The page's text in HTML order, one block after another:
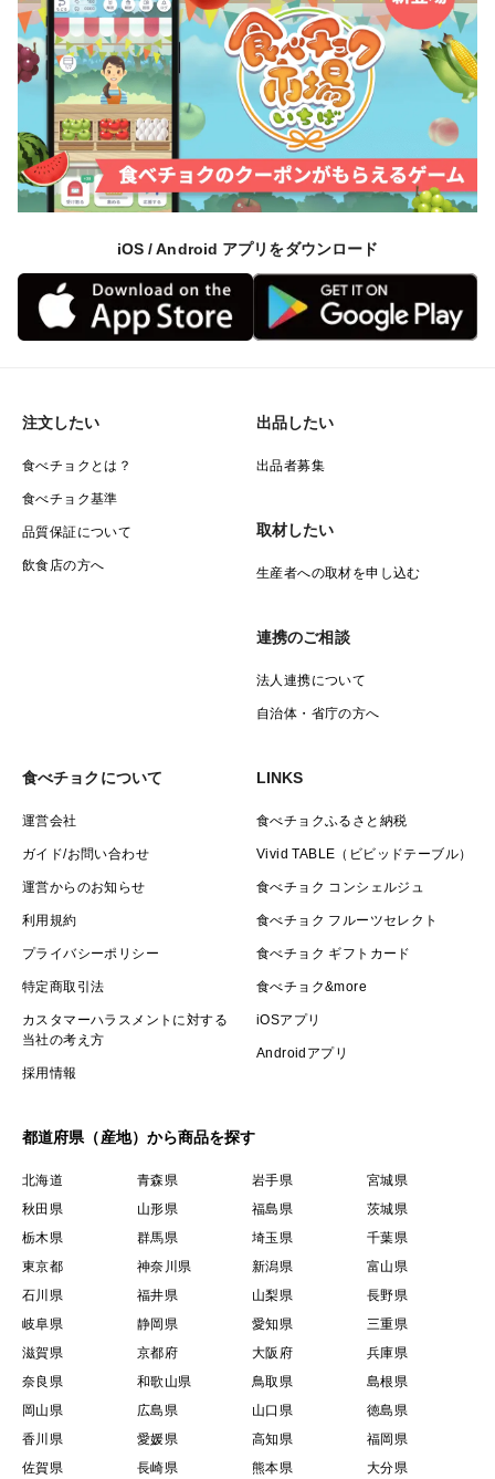
iOS / Android アプリをダウンロード
注文したい
食べチョクとは？
食べチョク基準
品質保証について
飲食店の方へ
出品したい
出品者募集
取材したい
生産者への取材を申し込む
連携のご相談
法人連携について
自治体・省庁の方へ
食べチョクについて
運営会社
ガイド/お問い合わせ
運営からのお知らせ
利用規約
プライバシーポリシー
特定商取引法
カスタマーハラスメントに対する
当社の考え方
採用情報
LINKS
食べチョクふるさと納税
Vivid TABLE（ビビッドテーブル）
食べチョク コンシェルジュ
食べチョク フルーツセレクト
食べチョク ギフトカード
食べチョク&more
iOSアプリ
Androidアプリ
都道府県（産地）から商品を探す
北海道 青森県 岩手県
宮城県
秋田県
山形県 福島県
茨城県
栃木県
群馬県 埼玉県
千葉県
東京都
神奈川県 新潟県
富山県
石川県
福井県 山梨県
長野県
岐阜県
静岡県 愛知県
三重県
滋賀県
京都府 大阪府
兵庫県
奈良県
和歌山県 鳥取県
島根県
岡山県
広島県 山口県
徳島県
香川県
愛媛県 高知県
福岡県
佐賀県
長崎県 熊本県 大分県